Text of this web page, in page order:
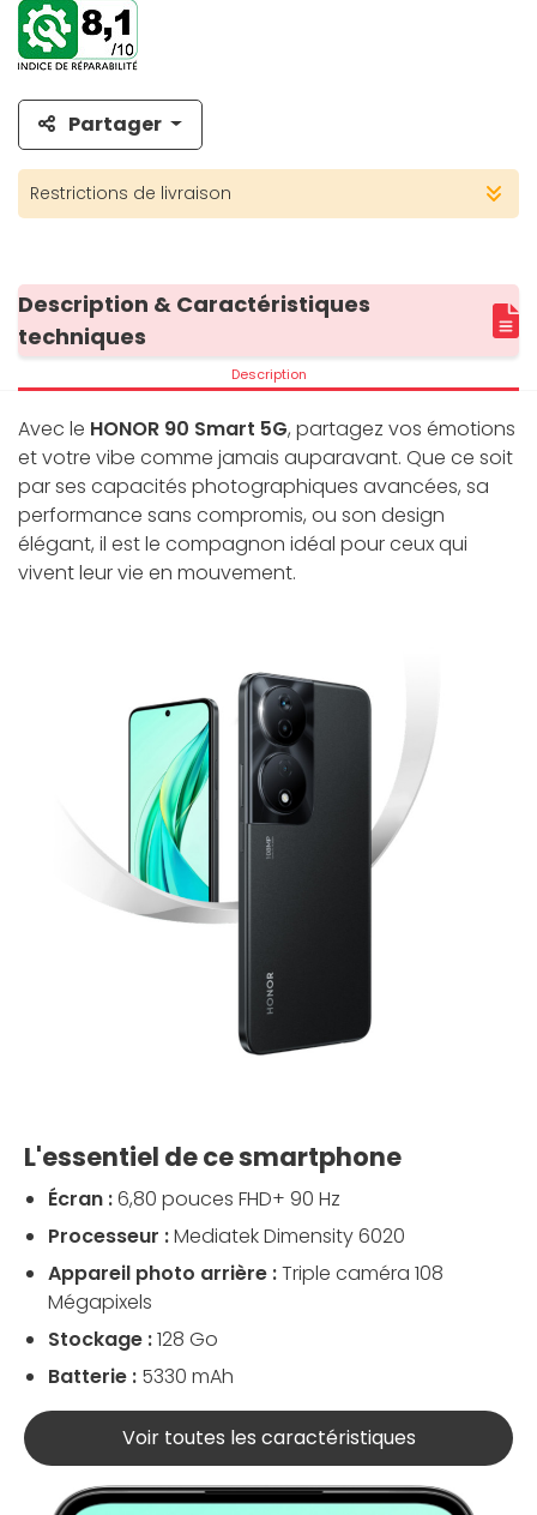
Partager
Restrictions de livraison
Description & Caractéristiques
techniques
Description
Avec le HONOR 90 Smart 5G, partagez vos émotions
et votre vibe comme jamais auparavant. Que ce soit
par ses capacités photographiques avancées, sa
performance sans compromis, ou son design
élégant, il est le compagnon idéal pour ceux qui
vivent leur vie en mouvement.
L'essentiel de ce smartphone
Écran :6,80 pouces FHD+ 90 Hz
Processeur :Mediatek Dimensity 6020
Appareil photo arrière :Triple caméra 108
Mégapixels
Stockage :128 Go
Batterie : 5330 mAh
Voir toutes les caractéristiques